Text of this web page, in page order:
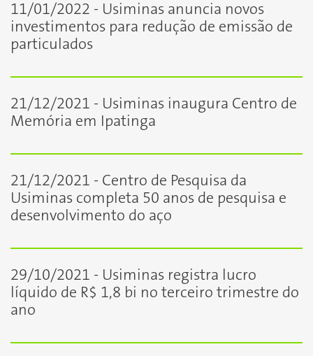
11/01/2022 - Usiminas anuncia novos
investimentos para redução de emissão de
particulados
21/12/2021 - Usiminas inaugura Centro de
Memória em Ipatinga
21/12/2021 - Centro de Pesquisa da
Usiminas completa 50 anos de pesquisa e
desenvolvimento do aço
29/10/2021 - Usiminas registra lucro
líquido de R$ 1,8 bi no terceiro trimestre do
ano